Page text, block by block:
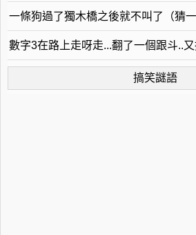
一條狗過了獨木橋之後就不叫了（猜一
搞笑謎語